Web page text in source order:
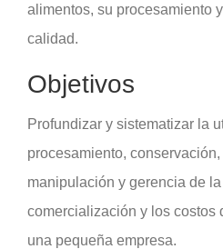
alimentos, su procesamiento
calidad.
Objetivos
Profundizar y sistematizar la
procesamiento,
manipulación y gerencia de
comercialización y los costos
una pequeña empresa.